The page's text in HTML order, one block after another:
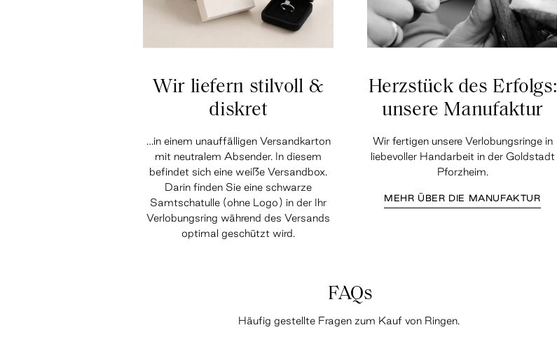
Wir liefern stilvoll &
diskret
…in einem unauffälligen Versandkarton
mit neutralem Absender. In diesem
befindet sich eine weiße Versandbox.
Darin finden Sie eine schwarze
Samtschatulle (ohne Logo) in der Ihr
Verlobungsring während des Versands
optimal geschützt wird.
Herzstück des Erfolgs:
unsere Manufaktur
Wir fertigen unsere Verlobungsringe in
liebevoller Handarbeit in der Goldstadt
Pforzheim.
MEHR ÜBER DIE MANUFAKTUR
FAQs
Häufig gestellte Fragen zum Kauf von Ringen.